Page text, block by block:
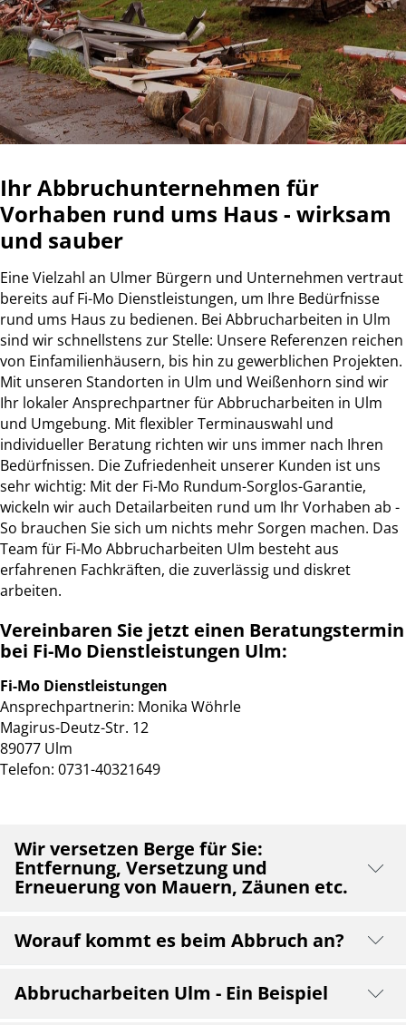
Ihr Abbruchunternehmen für
Vorhaben rund ums Haus - wirksam
und sauber
Eine Vielzahl an Ulmer Bürgern und Unternehmen vertraut
bereits auf Fi-Mo Dienstleistungen, um Ihre Bedürfnisse
rund ums Haus zu bedienen. Bei Abbrucharbeiten in Ulm
sind wir schnellstens zur Stelle: Unsere Referenzen reichen
von Einfamilienhäusern, bis hin zu gewerblichen Projekten.
Mit unseren Standorten in Ulm und Weißenhorn sind wir
Ihr lokaler Ansprechpartner für Abbrucharbeiten in Ulm
und Umgebung. Mit flexibler Terminauswahl und
individueller Beratung richten wir uns immer nach Ihren
Bedürfnissen. Die Zufriedenheit unserer Kunden ist uns
sehr wichtig: Mit der Fi-Mo Rundum-Sorglos-Garantie,
wickeln wir auch Detailarbeiten rund um Ihr Vorhaben ab -
So brauchen Sie sich um nichts mehr Sorgen machen. Das
Team für Fi-Mo Abbrucharbeiten Ulm besteht aus
erfahrenen Fachkräften, die zuverlässig und diskret
arbeiten.
Vereinbaren Sie jetzt einen Beratungstermin
bei Fi-Mo Dienstleistungen Ulm:
Fi-Mo Dienstleistungen
Ansprechpartnerin: Monika Wöhrle
Magirus-Deutz-Str. 12
89077 Ulm
Telefon: 0731-40321649
Wir versetzen Berge für Sie:
Entfernung, Versetzung und
Erneuerung von Mauern, Zäunen etc.
befindet sich in einer ungünstigen Position. Um
Vorhofes oder Industriegeländes vorzunehmen, muss
gehandelt werden.
Worauf kommt es beim Abbruch an?
entfernt, versetzt, oder erneuert werden sollen.
Abbrucharbeiten Ulm - Ein Beispiel